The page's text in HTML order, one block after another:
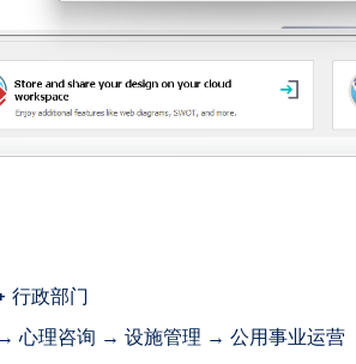
行政部门
心理咨询 → 设施管理 → 公用事业运营